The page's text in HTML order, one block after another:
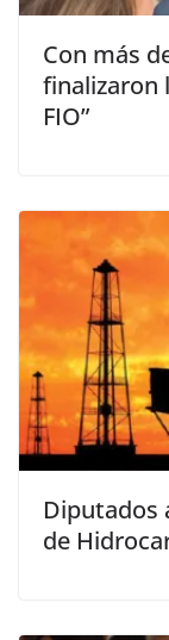
Con más
finalizaron
FIO”
Diputados
de